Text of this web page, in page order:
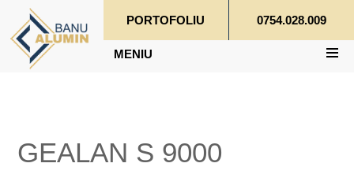
0754.028.009
PORTOFOLIU
MENIU
GEALAN S 9000